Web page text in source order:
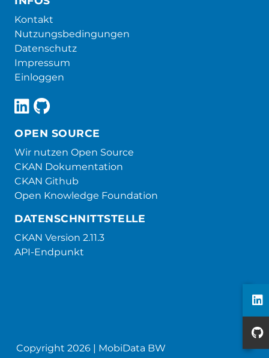
Kontakt
Nutzungsbedingungen
Datenschutz
Impressum
Einloggen
OPEN SOURCE
Wir nutzen Open Source
CKAN Dokumentation
CKAN Github
Open Knowledge Foundation
DATENSCHNITTSTELLE
CKAN Version 2.11.3
API-Endpunkt
Copyright 2026 | MobiData BW